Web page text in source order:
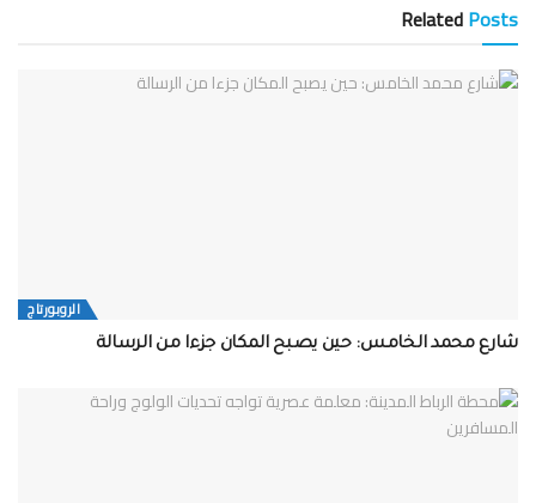
RelatedPosts
الروبورتاج
شارع محمد الخامس: حين يصبح المكان جزءا من الرسالة